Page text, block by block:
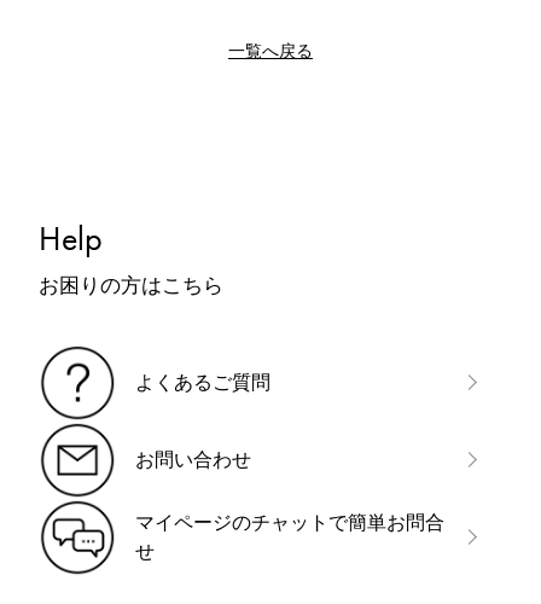
一覧へ戻る
Help
お困りの方はこちら
よくあるご質問
お問い合わせ
マイページのチャットで簡単お問合
せ